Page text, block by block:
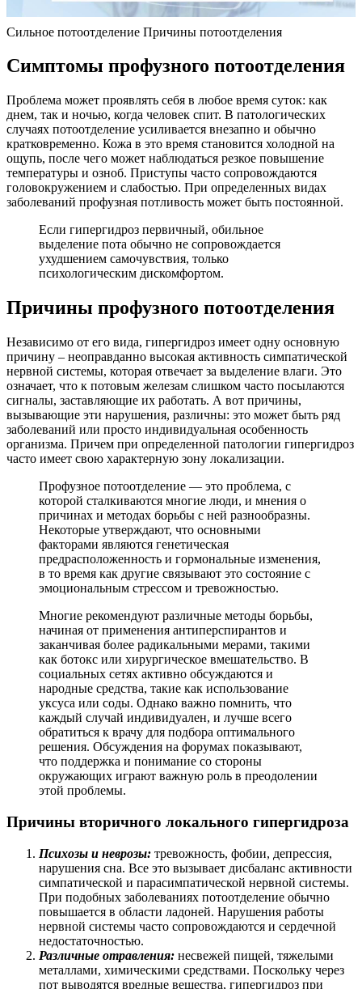
Сильное потоотделение Причины потоотделения
Симптомы профузного потоотделения
Проблема может проявлять себя в любое время суток: как
днем, так и ночью, когда человек спит. В патологических
случаях потоотделение усиливается внезапно и обычно
кратковременно. Кожа в это время становится холодной на
ощупь, после чего может наблюдаться резкое повышение
температуры и озноб. Приступы часто сопровождаются
головокружением и слабостью. При определенных видах
заболеваний профузная потливость может быть постоянной.
Если гипергидроз первичный, обильное
выделение пота обычно не сопровождается
ухудшением самочувствия, только
психологическим дискомфортом.
Причины профузного потоотделения
Независимо от его вида, гипергидроз имеет одну основную
причину – неоправданно высокая активность симпатической
нервной системы, которая отвечает за выделение влаги. Это
означает, что к потовым железам слишком часто посылаются
сигналы, заставляющие их работать. А вот причины,
вызывающие эти нарушения, различны: это может быть ряд
заболеваний или просто индивидуальная особенность
организма. Причем при определенной патологии гипергидроз
часто имеет свою характерную зону локализации.
Профузное потоотделение — это проблема, с
которой сталкиваются многие люди, и мнения о
причинах и методах борьбы с ней разнообразны.
Некоторые утверждают, что основными
факторами являются генетическая
предрасположенность и гормональные изменения,
в то время как другие связывают это состояние с
эмоциональным стрессом и тревожностью.
Многие рекомендуют различные методы борьбы,
начиная от применения антиперспирантов и
заканчивая более радикальными мерами, такими
как ботокс или хирургическое вмешательство. В
социальных сетях активно обсуждаются и
народные средства, такие как использование
уксуса или соды. Однако важно помнить, что
каждый случай индивидуален, и лучше всего
обратиться к врачу для подбора оптимального
решения. Обсуждения на форумах показывают,
что поддержка и понимание со стороны
окружающих играют важную роль в преодолении
этой проблемы.
Причины вторичного локального гипергидроза
Психозы и неврозы: тревожность, фобии, депрессия,
нарушения сна. Все это вызывает дисбаланс активности
симпатической и парасимпатической нервной системы.
При подобных заболеваниях потоотделение обычно
повышается в области ладоней. Нарушения работы
нервной системы часто сопровождаются и сердечной
недостаточностью.
Различные отравления: несвежей пищей, тяжелыми
металлами, химическими средствами. Поскольку через
пот выводятся вредные вещества, гипергидроз при